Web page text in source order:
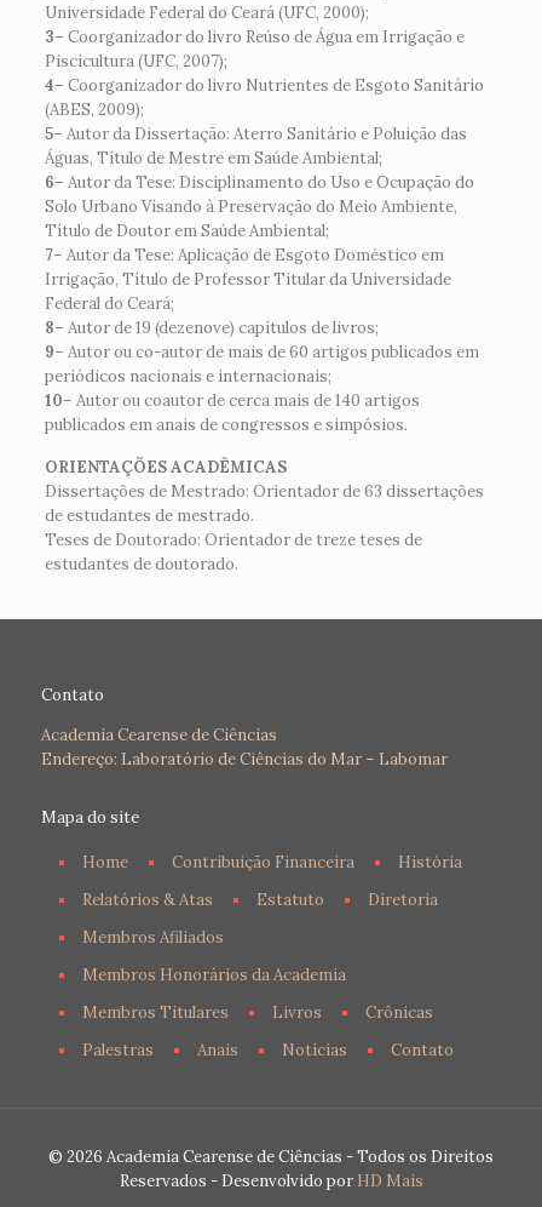
Universidade Federal do Ceará (UFC, 2000);
3– Coorganizador do livro Reúso de Água em Irrigação e
Piscicultura (UFC, 2007);
4– Coorganizador do livro Nutrientes de Esgoto Sanitário
(ABES, 2009);
5– Autor da Dissertação: Aterro Sanitário e Poluição das
Águas, Título de Mestre em Saúde Ambiental;
6– Autor da Tese: Disciplinamento do Uso e Ocupação do
Solo Urbano Visando à Preservação do Meio Ambiente,
Título de Doutor em Saúde Ambiental;
7– Autor da Tese: Aplicação de Esgoto Doméstico em
Irrigação, Título de Professor Titular da Universidade
Federal do Ceará;
8– Autor de 19 (dezenove) capítulos de livros;
9– Autor ou co-autor de mais de 60 artigos publicados em
periódicos nacionais e internacionais;
10– Autor ou coautor de cerca mais de 140 artigos
publicados em anais de congressos e simpósios.
ORIENTAÇÕES ACADÊMICAS
Dissertações de Mestrado: Orientador de 63 dissertações
de estudantes de mestrado.
Teses de Doutorado: Orientador de treze teses de
estudantes de doutorado.
Contato
Academia Cearense de Ciências
Endereço: Laboratório de Ciências do Mar – Labomar
Mapa do site
Home Contribuição Financeira
História
Relatórios & Atas
Estatuto
Diretoria
Membros Afiliados
Membros Honorários da Academia
Membros Titulares
Livros
Crônicas
Palestras
Anais Notícias Contato
© 2026 Academia Cearense de Ciências - Todos os Direitos
Reservados - Desenvolvido por HD Mais